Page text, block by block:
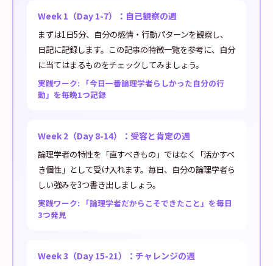
Week 1（Day 1-7）：自己観察の週
まずは1日5分、自分の感情・行動パターンを観察し、
日記に記録します。この記事の特徴一覧を参考に、自分
に当てはまるものをチェックしてみましょう。
実践ワーク: 「今日一番論理学者らしかった自分の行
動」を毎晩1つ記録
Week 2（Day 8-14）：受容と肯定の週
論理学者の特性を「直すべきもの」ではなく「活かすべ
き個性」として受け入れます。毎日、自分の論理学者ら
しい強みを3つ書き出しましょう。
実践ワーク: 「論理学者だからこそできたこと」を毎日
3つ発見
Week 3（Day 15-21）：チャレンジの週